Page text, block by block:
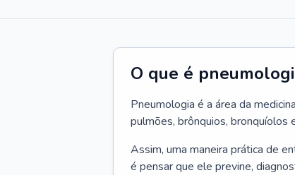
O que é
Pneumologia é a área da
pulmões, brônquios, bronquíolos
Assim, uma maneira prática de
é pensar que ele previne,